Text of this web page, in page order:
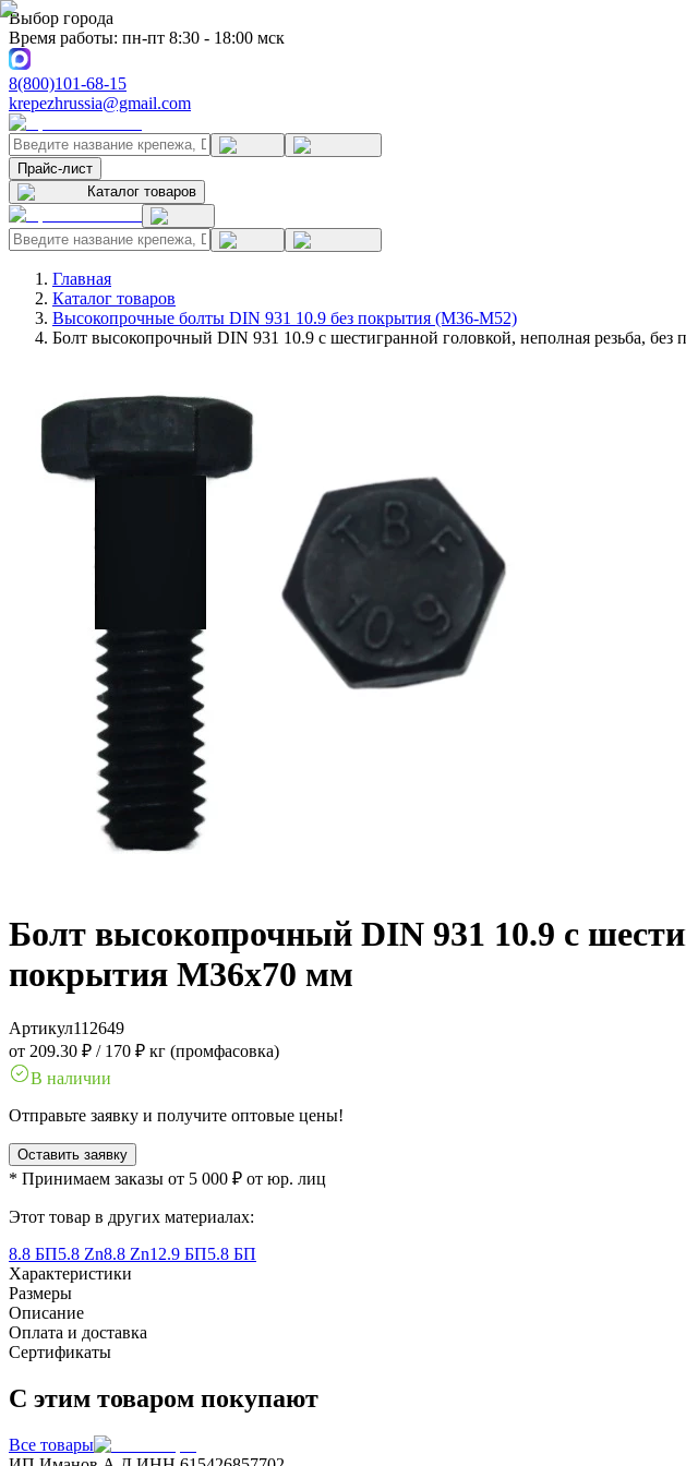
Выбор города
Время работы: пн-пт 8:30 - 18:00 мск
8(800)101-68-15
krepezhrussia@gmail.com
Прайс-лист
Каталог товаров
Главная
Каталог товаров
Высокопрочные болты DIN 931 10.9 без покрытия (M36-M52)
Болт высокопрочный DIN 931 10.9 с шестигранной головкой, неполная резьба,
Болт высокопрочный DIN 931 10.9 с
покрытия M36x70 мм
Артикул112649
от 209.30 ₽ / 170 ₽ кг (промфасовка)
В наличии
Отправьте заявку и получите оптовые цены!
Оставить заявку
* Принимаем заказы от 5 000 ₽ от юр. лиц
Этот товар в других материалах:
8.8 БП5.8 Zn8.8 Zn12.9 БП5.8 БП
Характеристики
Размеры
Описание
Оплата и доставка
Сертификаты
С этим товаром покупают
Все товары